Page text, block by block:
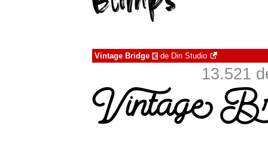
Vintage Bridge € de Din Studio
13.521